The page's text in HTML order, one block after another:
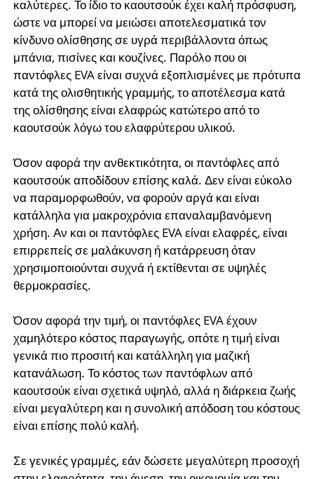
καλύτερες. Το ίδιο το καουτσούκ έχει καλή πρόσφυση,
ώστε να μπορεί να μειώσει αποτελεσματικά τον
κίνδυνο ολίσθησης σε υγρά περιβάλλοντα όπως
μπάνια, πισίνες και κουζίνες. Παρόλο που οι
παντόφλες EVA είναι συχνά εξοπλισμένες με πρότυπα
κατά της ολισθητικής γραμμής, το αποτέλεσμα κατά
της ολίσθησης είναι ελαφρώς κατώτερο από το
καουτσούκ λόγω του ελαφρύτερου υλικού.
Όσον αφορά την ανθεκτικότητα, οι παντόφλες από
καουτσούκ αποδίδουν επίσης καλά. Δεν είναι εύκολο
να παραμορφωθούν, να φορούν αργά και είναι
κατάλληλα για μακροχρόνια επαναλαμβανόμενη
χρήση. Αν και οι παντόφλες EVA είναι ελαφρές, είναι
επιρρεπείς σε μαλάκυνση ή κατάρρευση όταν
χρησιμοποιούνται συχνά ή εκτίθενται σε υψηλές
θερμοκρασίες.
Όσον αφορά την τιμή, οι παντόφλες EVA έχουν
χαμηλότερο κόστος παραγωγής, οπότε η τιμή είναι
γενικά πιο προσιτή και κατάλληλη για μαζική
κατανάλωση. Το κόστος των παντόφλων από
καουτσούκ είναι σχετικά υψηλό, αλλά η διάρκεια ζωής
είναι μεγαλύτερη και η συνολική απόδοση του κόστους
είναι επίσης πολύ καλή.
Σε γενικές γραμμές, εάν δώσετε μεγαλύτερη προσοχή